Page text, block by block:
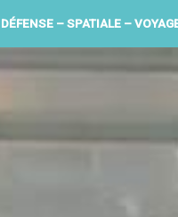
– SPATIALE –